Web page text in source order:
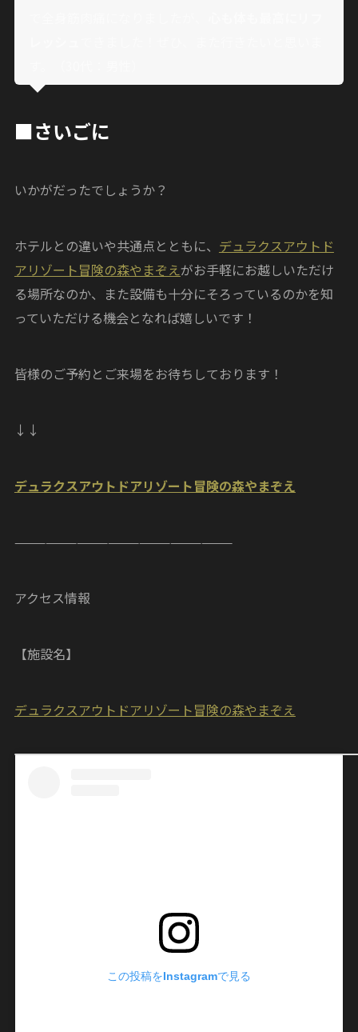
■さいごに
いかがだったでしょうか？
ホテルとの違いや共通点とともに、 デュラクスアウトド
アリゾート冒険の森やまぞえがお手軽にお越しいただけ
る場所なのか、また設備も十分にそろっているのかを知
っていただける機会となれば嬉しいです！
皆様のご予約とご来場をお待ちしております！
↓↓
デュラクスアウトドアリゾート冒険の森やまぞえ
—————————————————————
アクセス情報
【施設名】
デュラクスアウトドアリゾート冒険の森やまぞえ
この投稿をInstagramで見る